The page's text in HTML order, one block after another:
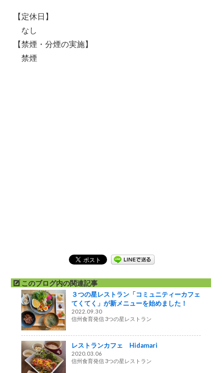
【定休日】
なし
【禁煙・分煙の実施】
禁煙
このブログ内の関連記事
３つの星レストラン「コミュニティーカフェ
てくてく」が新メニューを始めました！
2022.09.30
信州食育発信 3つの星レストラン
レストランカフェ Hidamari
2020.03.06
信州食育発信 3つの星レストラン